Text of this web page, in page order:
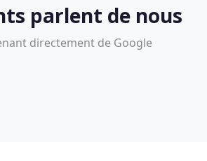
parlent de nous
directement de Google